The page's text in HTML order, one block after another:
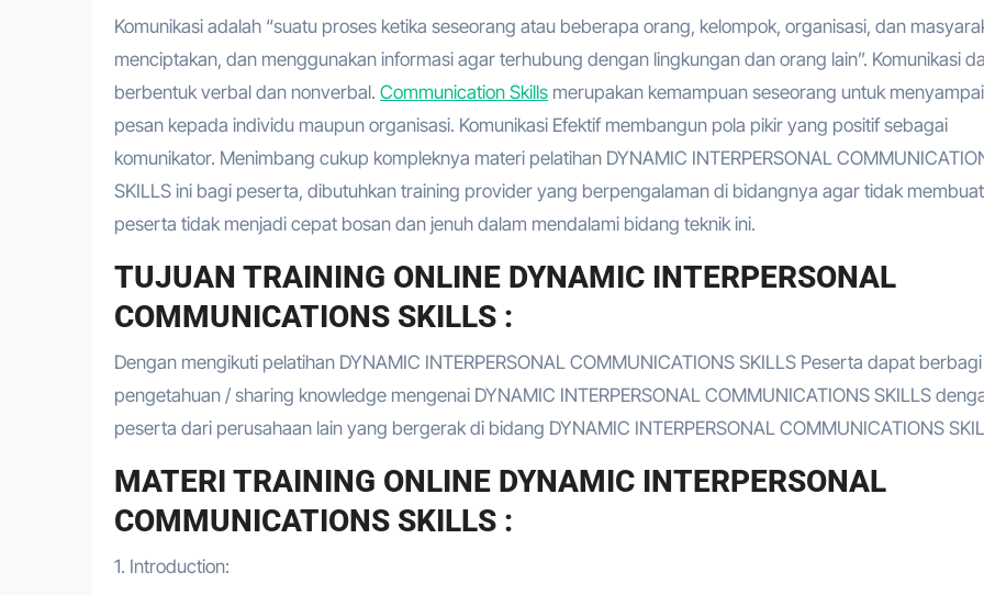
Komunikasi adalah “suatu proses ketika seseorang atau beberapa orang, kelompok, organisasi, dan
menciptakan, dan menggunakan informasi agar terhubung dengan lingkungan dan orang lain”. Komunikasi
berbentuk verbal dan nonverbal. Communication Skills merupakan kemampuan seseorang untuk
pesan kepada individu maupun organisasi. Komunikasi Efektif membangun pola pikir yang positif sebagai
komunikator. Menimbang cukup kompleknya materi pelatihan DYNAMIC INTERPERSONAL
SKILLS ini bagi peserta, dibutuhkan training provider yang berpengalaman di bidangnya agar tidak membuat
peserta tidak menjadi cepat bosan dan jenuh dalam mendalami bidang teknik ini.
TUJUAN TRAINING ONLINE DYNAMIC INTERPERSONAL
COMMUNICATIONS SKILLS :
Dengan mengikuti pelatihan DYNAMIC INTERPERSONAL COMMUNICATIONS SKILLS Peserta dapat berbagi
pengetahuan / sharing knowledge mengenai DYNAMIC INTERPERSONAL COMMUNICATIONS SKILLS
peserta dari perusahaan lain yang bergerak di bidang DYNAMIC INTERPERSONAL COMMUNICATIONS
MATERI TRAINING ONLINE DYNAMIC INTERPERSONAL
COMMUNICATIONS SKILLS :
1. Introduction: